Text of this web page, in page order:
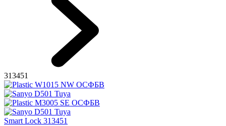
313451
Smart Lock 313451